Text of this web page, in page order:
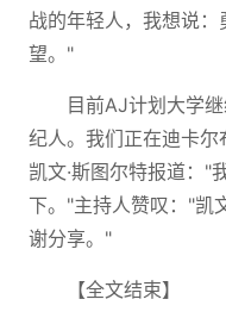
战的年轻人，我想说
望。"
目前AJ计划大学
纪人。我们正在迪卡
凯文·斯图尔特报道："
下。"主持人赞叹："凯
谢分享。"
【全文结束】